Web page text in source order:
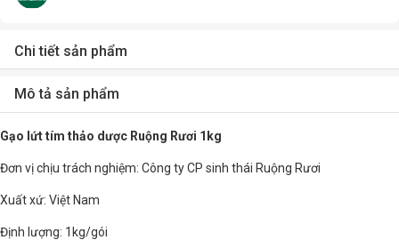
Chi tiết sản phẩm
Mô tả sản phẩm
Gạo lứt tím thảo dược Ruộng Rươi 1kg
Đơn vị chịu trách nghiệm: Công ty CP sinh thái Ruộng Rươi
Xuất xứ: Việt Nam
Định lượng: 1kg/gói